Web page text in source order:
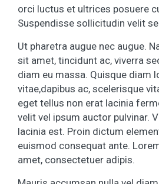
orci luctus et ultrices posuere
Suspendisse sollicitudin velit
Ut pharetra augue nec augue.
sit amet, tincidunt ac, viverra
diam eu massa. Quisque diam
vitae,dapibus ac, scelerisque
eget tellus non erat lacinia
velit vel ipsum auctor pulvinar.
lacinia est. Proin dictum
euismod consequat ante.
amet, consectetuer adipis.